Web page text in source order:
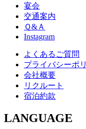
宴会
交通案内
Ｑ&Ａ
Instagram
よくあるご質問
プライバシーポ
会社概要
リクルート
宿泊約款
LANGUAGE